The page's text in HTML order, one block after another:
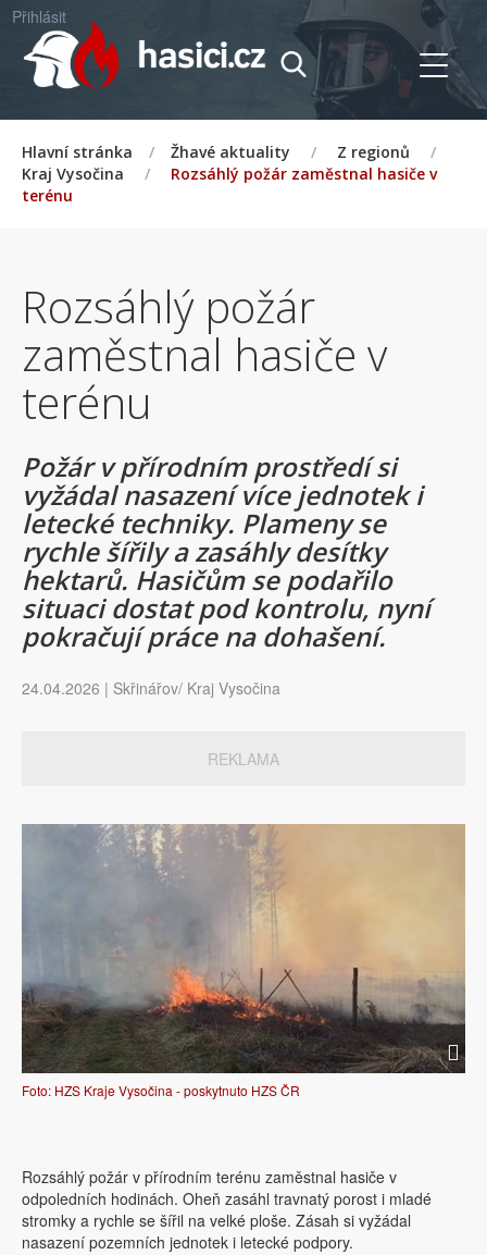
Přihlásit
Hlavní stránka / Žhavé aktuality / Z regionů
/
Kraj Vysočina
/
Rozsáhlý požár zaměstnal hasiče v
terénu
Rozsáhlý požár
zaměstnal hasiče v
terénu
Požár v přírodním prostředí si
vyžádal nasazení více jednotek i
letecké techniky. Plameny se
rychle šířily a zasáhly desítky
hektarů. Hasičům se podařilo
situaci dostat pod kontrolu, nyní
pokračují práce na dohašení.
24.04.2026 | Skřinářov/ Kraj Vysočina
REKLAMA
Foto: HZS Kraje Vysočina - poskytnuto HZS ČR
Rozsáhlý požár v přírodním terénu zaměstnal hasiče v
odpoledních hodinách. Oheň zasáhl travnatý porost i mladé
stromky a rychle se šířil na velké ploše. Zásah si vyžádal
nasazení pozemních jednotek i letecké podpory.